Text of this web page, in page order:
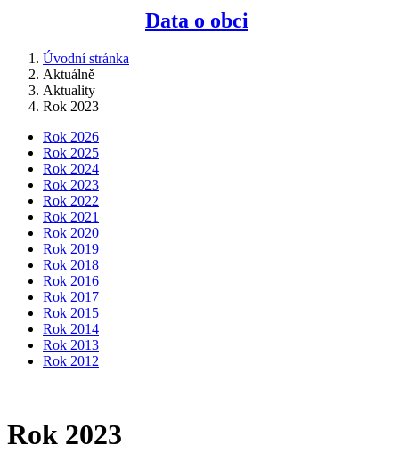
Data o obci
Úvodní stránka
Aktuálně
Aktuality
Rok 2023
Rok 2026
Rok 2025
Rok 2024
Rok 2023
Rok 2022
Rok 2021
Rok 2020
Rok 2019
Rok 2018
Rok 2016
Rok 2017
Rok 2015
Rok 2014
Rok 2013
Rok 2012
Rok 2023